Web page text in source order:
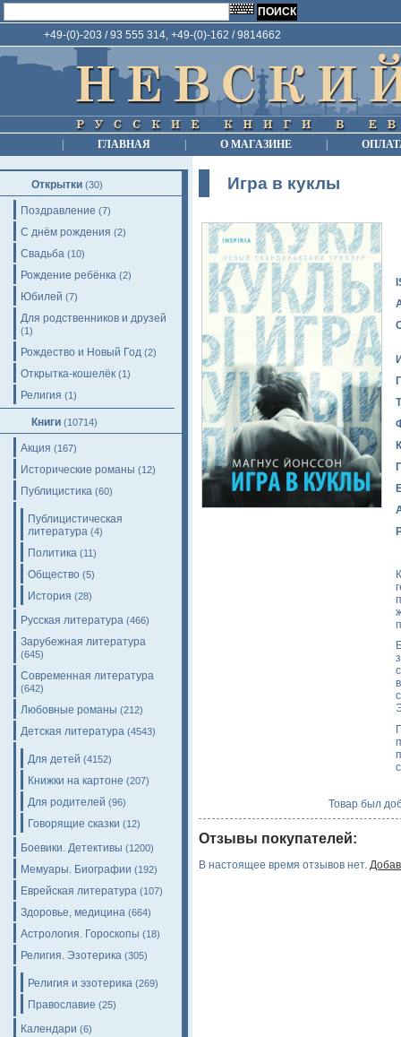
+49-(0)-203 / 93 555 314, +49-(0)-162 / 9814662
ГЛАВНАЯ О МАГАЗИНЕ
Открытки (30)
Поздравление (7)
С днём рождения (2)
Свадьба (10)
Рождение ребёнка (2)
Юбилей (7)
Для родственников и друзей
(1)
Рождество и Новый Год (2)
Открытка-кошелёк (1)
Религия (1)
Книги (10714)
Акция (167)
Исторические романы (12)
Публицистика (60)
Публицистическая
литература (4)
Политика (11)
Общество (5)
История (28)
Русская литература (466)
Зарубежная литература
(645)
Современная литература
(642)
Любовные романы (212)
Детская литература (4543)
Для детей (4152)
Книжки на картоне (207)
Для родителей (96)
Говорящие сказки (12)
Боевики. Детективы (1200)
Мемуары. Биографии (192)
Еврейская литература (107)
Здоровье, медицина (664)
Астрология. Гороскопы (18)
Религия. Эзотерика (305)
Религия и эзотерика (269)
Православие (25)
Календари (6)
Игра в куклы
Товар был
Отзывы покупателей:
В настоящее время отзывов нет.